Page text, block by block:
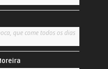
que come todos os dias